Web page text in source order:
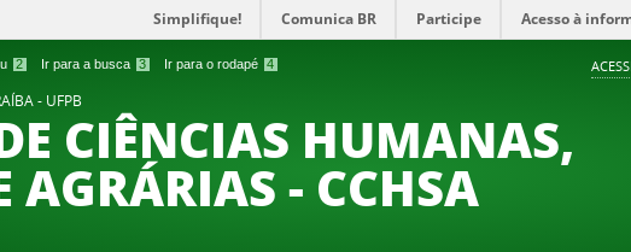
2 Ir para a busca 3 Ir para o rodapé 4
Simplifique! Comunica BR Participe Acesso à
- UFPB
CIÊNCIAS HUMANAS,
AGRÁRIAS - CCHSA